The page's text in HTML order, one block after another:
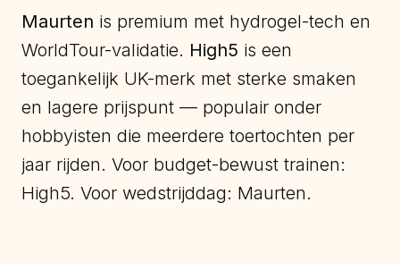
Maurten is premium met hydrogel-tech en
WorldTour-validatie. High5 is een
toegankelijk UK-merk met sterke smaken
en lagere prijspunt — populair onder
hobbyisten die meerdere toertochten per
jaar rijden. Voor budget-bewust trainen:
High5. Voor wedstrijddag: Maurten.